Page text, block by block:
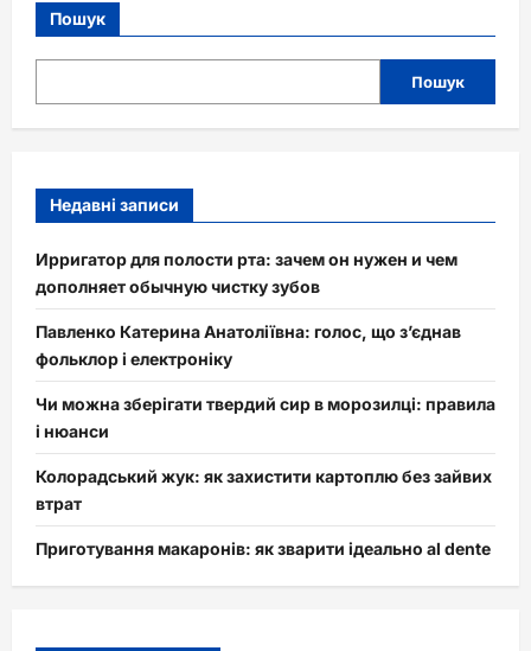
Пошук
Пошук
Недавні записи
Ирригатор для полости рта: зачем он нужен и чем
дополняет обычную чистку зубов
Павленко Катерина Анатоліївна: голос, що з’єднав
фольклор і електроніку
Чи можна зберігати твердий сир в морозилці: правила
і нюанси
Колорадський жук: як захистити картоплю без зайвих
втрат
Приготування макаронів: як зварити ідеально al dente